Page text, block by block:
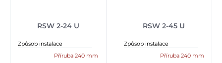
RSW 2-24 U
Způsob instalace
Příruba 240 mm
RSW 2-45 U
Způsob instalace
Příruba 240 mm